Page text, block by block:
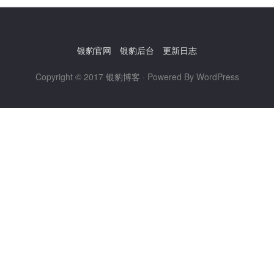
银豹官网 银豹后台 更新日志
Copyright © 2017 银豹博客 · Powered By WordPress